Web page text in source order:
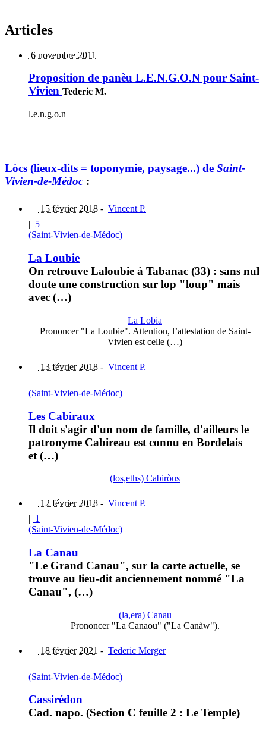
Articles
6 novembre 2011
Proposition de panèu L.E.N.G.O.N pour Saint-
Vivien Tederic M.
l.e.n.g.o.n
Lòcs (lieux-dits = toponymie, paysage...) de Saint-
Vivien-de-Médoc :
15 février 2018 - Vincent P.
| 5
(Saint-Vivien-de-Médoc)
La Loubie
On retrouve Laloubie à Tabanac (33) : sans nul
doute une construction sur lop "loup" mais
avec (…)
La Lobia
Prononcer "La Loubie". Attention, l’attestation de Saint-
Vivien est celle (…)
13 février 2018 - Vincent P.
(Saint-Vivien-de-Médoc)
Les Cabiraux
Il doit s'agir d'un nom de famille, d'ailleurs le
patronyme Cabireau est connu en Bordelais
et (…)
(los,eths) Cabiròus
12 février 2018 - Vincent P.
| 1
(Saint-Vivien-de-Médoc)
La Canau
"Le Grand Canau", sur la carte actuelle, se
trouve au lieu-dit anciennement nommé "La
Canau", (…)
(la,era) Canau
Prononcer "La Canaou" ("La Canàw").
18 février 2021 - Tederic Merger
(Saint-Vivien-de-Médoc)
Cassirédon
Cad. napo. (Section C feuille 2 : Le Temple)